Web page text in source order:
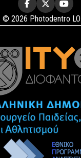
© 2026 Photodentro